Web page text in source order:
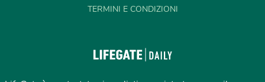
TERMINI E CONDIZIONI